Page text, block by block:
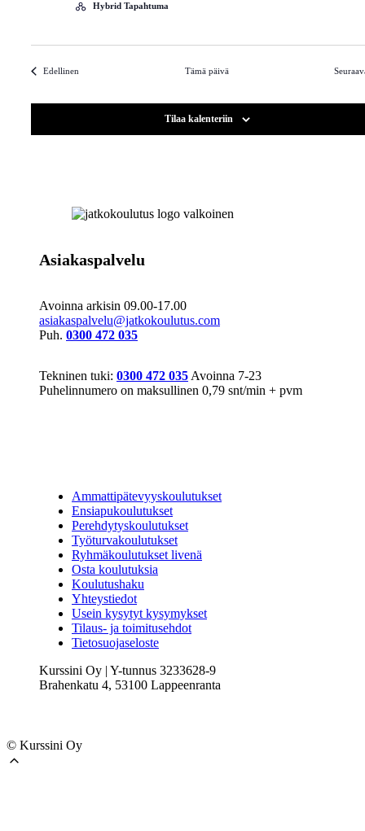
Hybrid Tapahtuma
Edellinen Tämä päivä
Tilaa kalenteriin
Asiakaspalvelu
Avoinna arkisin 09.00-17.00
asiakaspalvelu@jatkokoulutus.com
Puh. 0300 472 035
Tekninen tuki: 0300 472 035 Avoinna 7-23
Puhelinnumero on maksullinen 0,79 snt/min + pvm
Ammattipätevyyskoulutukset
Ensiapukoulutukset
Perehdytyskoulutukset
Työturvakoulutukset
Ryhmäkoulutukset livenä
Osta koulutuksia
Koulutushaku
Yhteystiedot
Usein kysytyt kysymykset
Tilaus- ja toimitusehdot
Tietosuojaseloste
Kurssini Oy | Y-tunnus 3233628-9
Brahenkatu 4, 53100 Lappeenranta
© Kurssini Oyllms.txt